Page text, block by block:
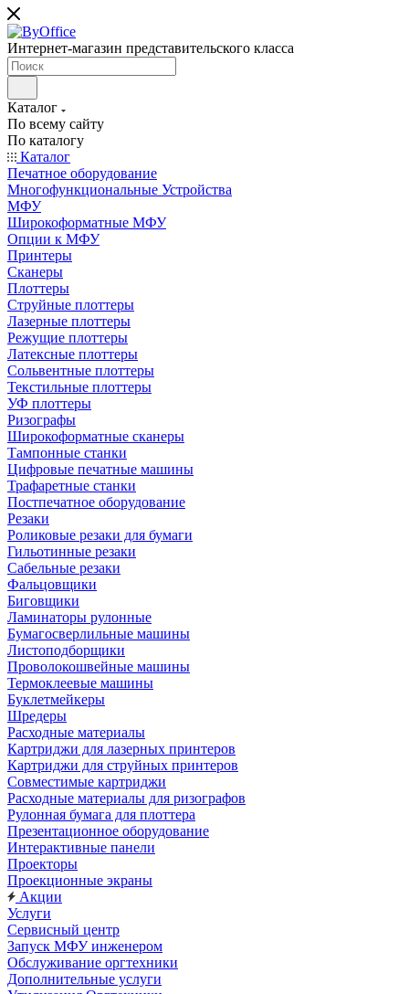
Интернет-магазин представительского класса
Каталог
По всему сайту
По каталогу
Каталог
Печатное оборудование
Многофункциональные Устройства
МФУ
Широкоформатные МФУ
Опции к МФУ
Принтеры
Сканеры
Плоттеры
Струйные плоттеры
Лазерные плоттеры
Режущие плоттеры
Латексные плоттеры
Сольвентные плоттеры
Текстильные плоттеры
УФ плоттеры
Ризографы
Широкоформатные сканеры
Тампонные станки
Цифровые печатные машины
Трафаретные станки
Постпечатное оборудование
Резаки
Роликовые резаки для бумаги
Гильотинные резаки
Сабельные резаки
Фальцовщики
Биговщики
Ламинаторы рулонные
Бумагосверлильные машины
Листоподборщики
Проволокошвейные машины
Термоклеевые машины
Буклетмейкеры
Шредеры
Расходные материалы
Картриджи для лазерных принтеров
Картриджи для струйных принтеров
Совместимые картриджи
Расходные материалы для ризографов
Рулонная бумага для плоттера
Презентационное оборудование
Интерактивные панели
Проекторы
Проекционные экраны
Акции
Услуги
Сервисный центр
Запуск МФУ инженером
Обслуживание оргтехники
Дополнительные услуги